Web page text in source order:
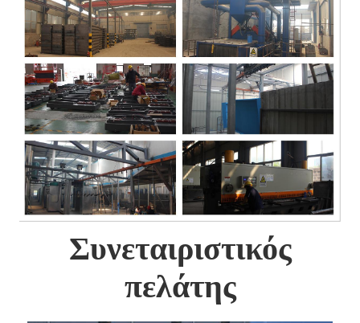
Συνεταιριστικός
πελάτης